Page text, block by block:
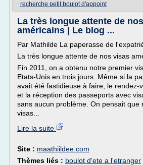
recherche petit boulot d'appoint
La très longue attente de
américains | Le blog ...
Par Mathilde La paperasse de
La très longue attente de nos visas
Fin 2011, on a obtenu notre premier
Etats-Unis en trois jours. Même si la
avait été fastidieuse à faire, le rendez-
et la réception des passeports avec
sans aucun problème. On pensait que
visas...
Lire la suite
Site : maathiildee.com
Thèmes liés : boulot d'ete a l'etranger